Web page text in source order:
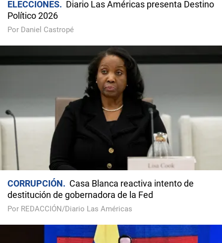
ELECCIONES
Diario Las Américas presenta Destino
Político 2026
Por Daniel Castropé
CORRUPCIÓN
Casa Blanca reactiva intento de
destitución de gobernadora de la Fed
Por REDACCIÓN/Diario Las Américas